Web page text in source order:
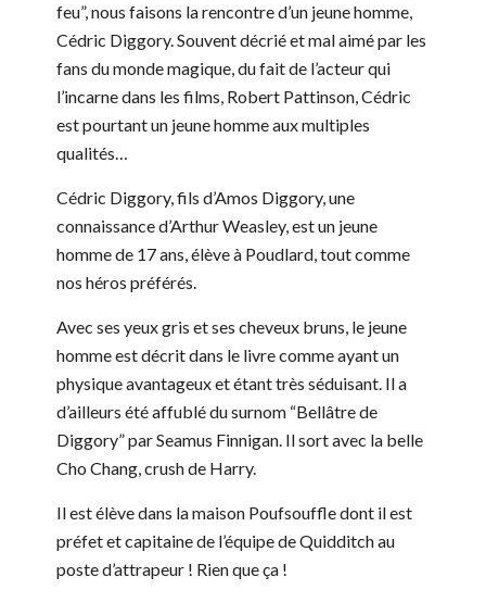
feu”, nous faisons la rencontre d’un jeune homme,
Cédric Diggory. Souvent décrié et mal aimé par les
fans du monde magique, du fait de l’acteur qui
l’incarne dans les films, Robert Pattinson, Cédric
est pourtant un jeune homme aux multiples
qualités…
Cédric Diggory, fils d’Amos Diggory, une
connaissance d’Arthur Weasley, est un jeune
homme de 17 ans, élève à Poudlard, tout comme
nos héros préférés.
Avec ses yeux gris et ses cheveux bruns, le jeune
homme est décrit dans le livre comme ayant un
physique avantageux et étant très séduisant. Il a
d’ailleurs été affublé du surnom “Bellâtre de
Diggory” par Seamus Finnigan. Il sort avec la belle
Cho Chang, crush de Harry.
Il est élève dans la maison Poufsouffle dont il est
préfet et capitaine de l’équipe de Quidditch au
poste d’attrapeur ! Rien que ça !